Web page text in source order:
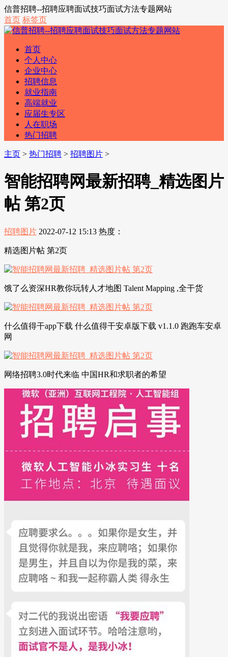
信普招聘--招聘应聘面试技巧面试方法专题网站
首页 标签页
首页
个人中心
企业中心
招聘信息
就业指南
高端就业
应届生专区
人在职场
热门招聘
主页 > 热门招聘 > 招聘图片 >
智能招聘网最新招聘_精选图片
帖 第2页
招聘图片 2022-07-12 15:13 热度：
精选图片帖 第2页
饿了么资深HR教你玩转人才地图 Talent Mapping ,全干货
什么值得干app下载 什么值得干安卓版下载 v1.1.0 跑跑车安卓
网
网络招聘3.0时代来临 中国HR和求职者的希望